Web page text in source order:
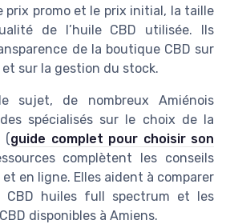
prix promo et le prix initial, la taille
de l’huile CBD utilisée. Ils
de la boutique CBD sur
et sur la gestion du stock.
sujet, de nombreux Amiénois
spécialisés sur le choix de la
(guide complet pour choisir son
complètent les conseils
en ligne. Elles aident à comparer
CBD huiles full spectrum et les
disponibles à Amiens.